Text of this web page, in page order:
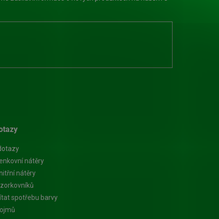
nátěry
nátěry
spotřebu barvy